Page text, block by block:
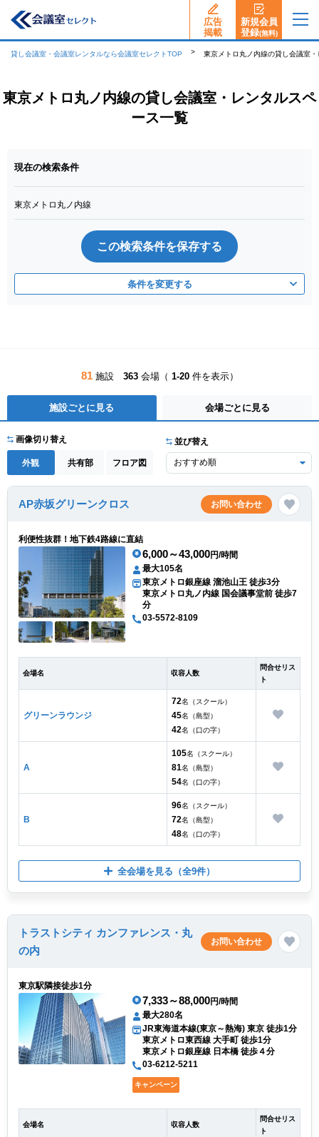
広告
揭載
新規会員
登録(無料)
貸し会議室・会議室レンタルなら会議室セレクトTOP 東京メトロ丸ノ内線の貸し会議室
東京メトロ丸ノ内線の貸し会議室・レンタルスペ
ース一覧
現在の検索条件
東京メトロ丸ノ内線
この検索条件を保存する
条件を変更する
81施設 363会場（ 1-20件を表示）
施設ごとに見る 会場ごとに見る
画像切り替え
外観 共有部 フロア図
並び替え
AP赤坂グリーンクロス お問い合わせ
利便性抜群！地下鉄4路線に直結
6,000～43,000円/時間
最大105名
東京メトロ銀座線 溜池山王 徒歩3分
東京メトロ丸ノ内線 国会議事堂前 徒歩7
分
03-5572-8109
会場名 収容人数
問合せリス
ト
グリーンラウンジ
72名（スクール）
45名（島型）
42名（口の字）
A
105名（スクール）
81名（島型）
54名（口の字）
B
96名（スクール）
72名（島型）
48名（口の字）
全会場を見る （全9件）
トラストシティ カンファレンス・丸
の内
お問い合わせ
東京駅隣接徒歩1分
7,333～88,000円/時間
最大280名
JR東海道本線(東京～熱海) 東京 徒歩1分
東京メトロ東西線 大手町 徒歩1分
東京メトロ銀座線 日本橋 徒歩４分
03-6212-5211
キャンペーン
会場名 収容人数
問合せリス
ト